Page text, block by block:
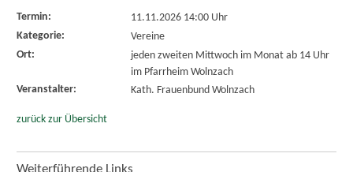
Termin:
11.11.2026 14:00 Uhr
Kategorie:
Vereine
Ort:
jeden zweiten Mittwoch im Monat ab 14 Uhr
im Pfarrheim Wolnzach
Veranstalter:
Kath. Frauenbund Wolnzach
zurück zur Übersicht